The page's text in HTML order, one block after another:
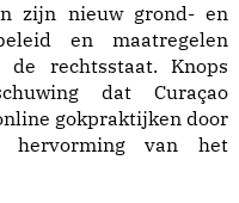
zijn nieuw grond- en
en maatregelen
rechtsstaat. Knops
dat Curaçao
gokpraktijken door
van het